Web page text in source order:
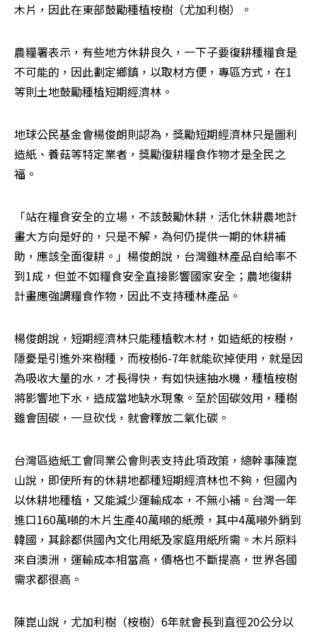
木片，因此在東部鼓勵種植桉樹（尤加利樹）。
農糧署表示，有些地方休耕良久，一下子要復耕種糧食是
不可能的，因此劃定鄉鎮，以取材方便，專區方式，在1
等則土地鼓勵種植短期經濟林。
地球公民基金會楊俊朗則認為，獎勵短期經濟林只是圖利
造紙、養菇等特定業者，獎勵復耕糧食作物才是全民之
福。
「站在糧食安全的立場，不該鼓勵休耕，活化休耕農地計
畫大方向是好的，只是不解，為何仍提供一期的休耕補
助，應該全面復耕。」楊俊朗說，台灣雖林產品自給率不
到1成，但並不如糧食安全直接影響國家安全；農地復耕
計畫應強調糧食作物，因此不支持種林產品。
楊俊朗說，短期經濟林只能種植軟木材，如造紙的桉樹，
隱憂是引進外來樹種，而桉樹6-7年就能砍掉使用，就是因
為吸收大量的水，才長得快，有如快速抽水機，種植桉樹
將影響地下水，造成當地缺水現象。至於固碳效用，種樹
雖會固碳，一旦砍伐，就會釋放二氧化碳。
台灣區造紙工會同業公會則表支持此項政策，總幹事陳崑
山說，即使所有的休耕地都種短期經濟林也不夠，但國內
以休耕地種植，又能減少運輸成本，不無小補。台灣一年
進口160萬噸的木片生產40萬噸的紙漿，其中4萬噸外銷到
韓國，其餘都供國內文化用紙及家庭用紙所需。木片原料
來自澳洲，運輸成本相當高，價格也不斷提高，世界各國
需求都很高。
陳崑山說，尤加利樹（桉樹）6年就會長到直徑20公分以